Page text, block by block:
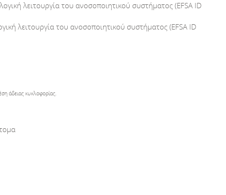
λειτουργία του ανοσοποιητικού συστήματος (EFSA ID
λειτουργία του ανοσοποιητικού συστήματος (EFSA ID
άδειας κυκλοφορίας.